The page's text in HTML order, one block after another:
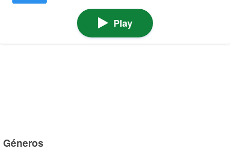
Play
Géneros